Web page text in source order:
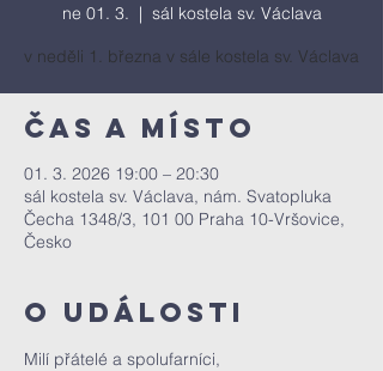
ne 01. 3.
  |
sál kostela sv. Václava
v neděli 1. března v sále kostela sv. Václava
Čas a místo
01. 3. 2026 19:00 – 20:30
sál kostela sv. Václava, nám. Svatopluka
Čecha 1348/3, 101 00 Praha 10-Vršovice,
Česko
O události
Milí přátelé a spolufarníci,